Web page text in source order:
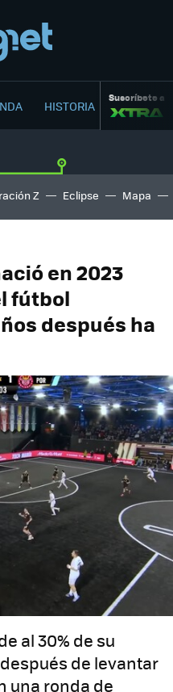
HISTORIA Suscríbete a
Z Eclipse Mapa
en 2023
fútbol
después ha
al 30% de su
de levantar
una ronda de